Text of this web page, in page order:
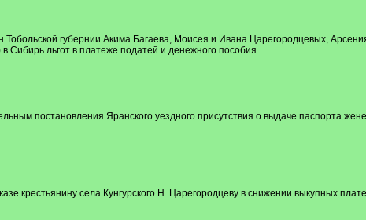
губернии Акима Багаева, Моисея и Ивана Царегородцевых,
Сибирь льгот в платеже податей и денежного пособия.
постановления Яранского уездного присутствия о выдаче паспорта
крестьянину села Кунгурского Н. Царегородцеву в снижении выкупных